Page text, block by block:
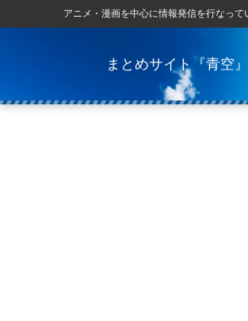
アニメ・漫画を中心に情報発信を行なって
まとめサイト『青空』